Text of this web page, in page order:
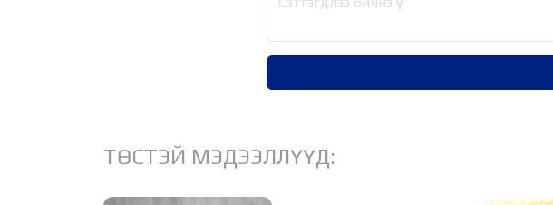
ТӨСТЭЙ МЭДЭЭЛЛҮҮД: